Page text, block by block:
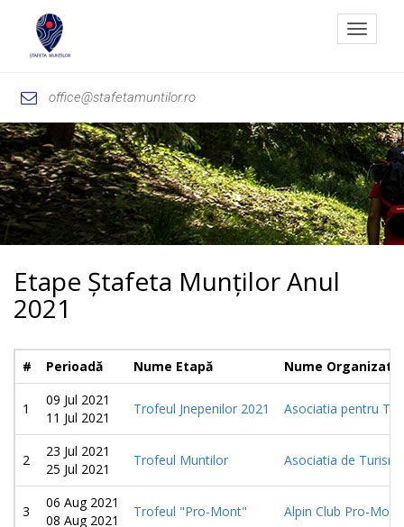
office@stafetamuntilor.ro
Toggle
Etape Ștafeta Munților Anul
2021
# Perioadă Nume Etapă Nume
1
09 Jul 2021
11 Jul 2021
Trofeul Jnepenilor 2021 Asociatia pentru
2
23 Jul 2021
25 Jul 2021
Trofeul Muntilor Asociatia de Turism
3
06 Aug 2021
08 Aug 2021
Trofeul "Pro-Mont" Alpin Club Pro-